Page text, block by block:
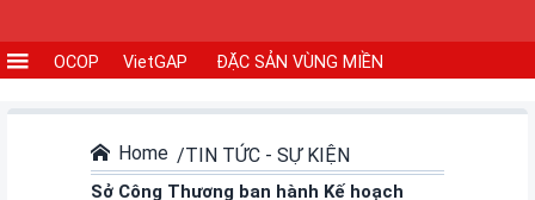
SỞ
OCOP VietGAP ĐẶC SẢN VÙNG MIỀN
Home TIN TỨC - SỰ KIỆN
Sở Công Thương ban hành Kế hoạch